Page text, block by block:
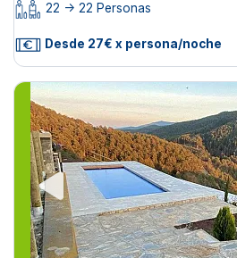
22 -> 22 Personas
Desde 27€ x persona/noche